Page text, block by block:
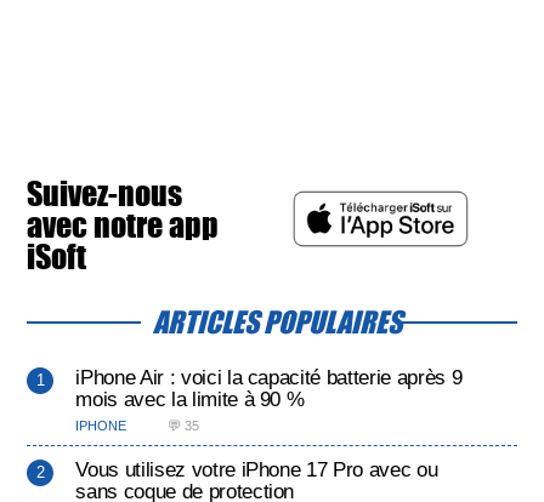
Suivez-nous
avec notre app
iSoft
ARTICLES POPULAIRES
iPhone Air : voici la capacité batterie après 9
mois avec la limite à 90 %
IPHONE 💬 35
Vous utilisez votre iPhone 17 Pro avec ou
sans coque de protection